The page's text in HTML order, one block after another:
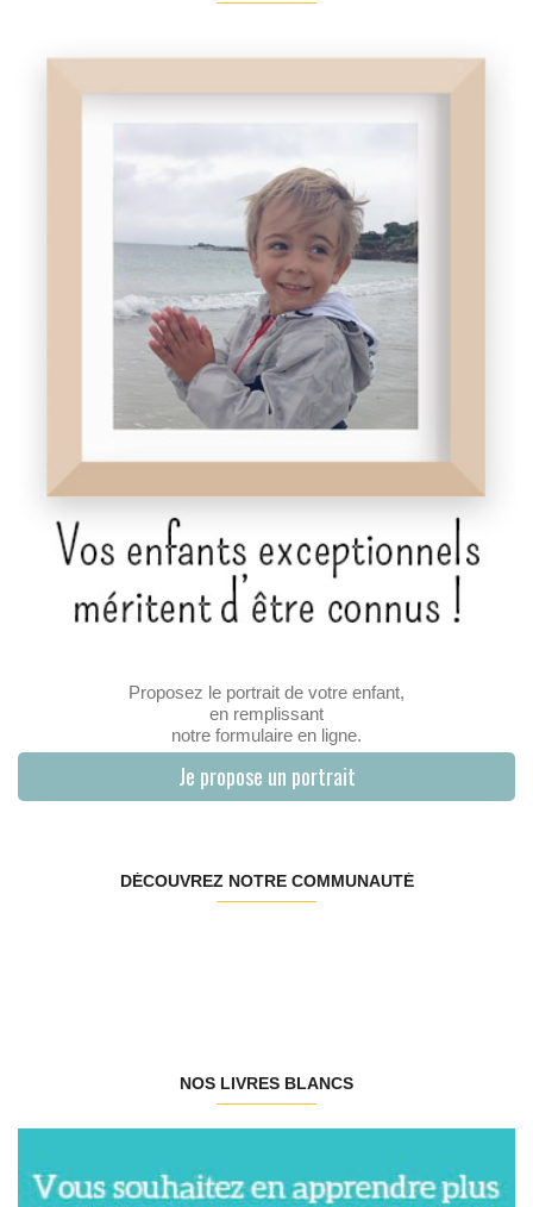
Proposez le portrait de votre enfant,
en remplissant
notre formulaire en ligne.
Je propose un portrait
DÉCOUVREZ NOTRE COMMUNAUTÉ
NOS LIVRES BLANCS